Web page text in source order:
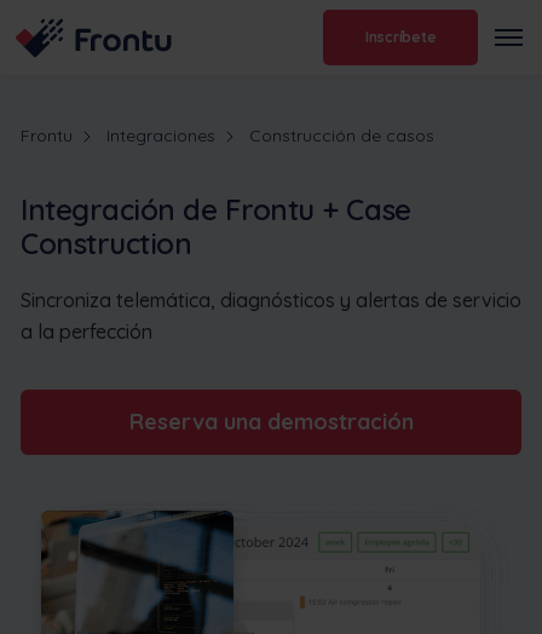
Inscríbete
Frontu Integraciones Construcción de casos
Integración de Frontu + Case
Construction
Sincroniza telemática, diagnósticos y alertas de servicio
a la perfección
Reserva una demostración